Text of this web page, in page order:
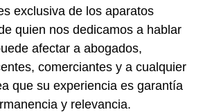
exclusiva de los aparatos
quien nos dedicamos a hablar
afectar a abogados,
comerciantes y a cualquier
que su experiencia es garantía
y relevancia.